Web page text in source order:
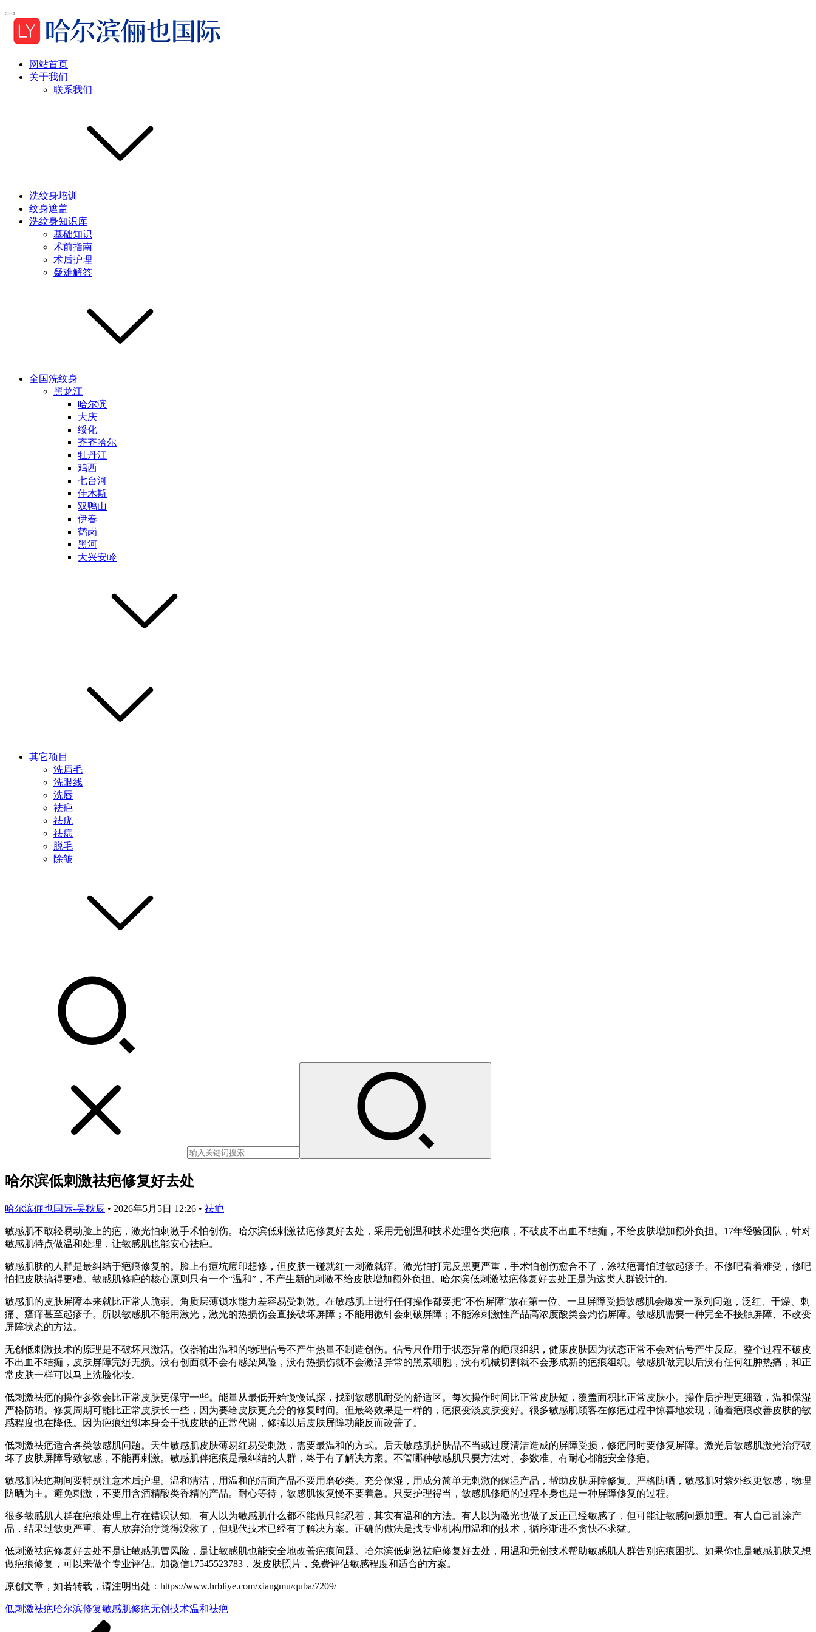
网站首页
关于我们
联系我们
洗纹身培训
纹身遮盖
洗纹身知识库
基础知识
术前指南
术后护理
疑难解答
全国洗纹身
黑龙江
哈尔滨
大庆
绥化
齐齐哈尔
牡丹江
鸡西
七台河
佳木斯
双鸭山
伊春
鹤岗
黑河
大兴安岭
其它项目
洗眉毛
洗眼线
洗唇
祛疤
祛疣
祛痣
脱毛
除皱
哈尔滨低刺激祛疤修复好去处
哈尔滨俪也国际-吴秋辰 • 2026年5月5日 12:26 • 祛疤
敏感肌不敢轻易动脸上的疤，激光怕刺激手术怕创伤。哈尔滨低刺激祛疤修复好去处，采用无创温和技术处理各类疤痕，不破皮不出血不结痂，不给皮肤增加额外负担。17年经验团队，针对
敏感肌特点做温和处理，让敏感肌也能安心祛疤。
敏感肌肤的人群是最纠结于疤痕修复的。脸上有痘坑痘印想修，但皮肤一碰就红一刺激就痒。激光怕打完反黑更严重，手术怕创伤愈合不了，涂祛疤膏怕过敏起疹子。不修吧看着难受，修吧
怕把皮肤搞得更糟。敏感肌修疤的核心原则只有一个“温和”，不产生新的刺激不给皮肤增加额外负担。哈尔滨低刺激祛疤修复好去处正是为这类人群设计的。
敏感肌的皮肤屏障本来就比正常人脆弱。角质层薄锁水能力差容易受刺激。在敏感肌上进行任何操作都要把“不伤屏障”放在第一位。一旦屏障受损敏感肌会爆发一系列问题，泛红、干燥、刺
痛、瘙痒甚至起疹子。所以敏感肌不能用激光，激光的热损伤会直接破坏屏障；不能用微针会刺破屏障；不能涂刺激性产品高浓度酸类会灼伤屏障。敏感肌需要一种完全不接触屏障、不改变
屏障状态的方法。
无创低刺激技术的原理是不破坏只激活。仪器输出温和的物理信号不产生热量不制造创伤。信号只作用于状态异常的疤痕组织，健康皮肤因为状态正常不会对信号产生反应。整个过程不破皮
不出血不结痂，皮肤屏障完好无损。没有创面就不会有感染风险，没有热损伤就不会激活异常的黑素细胞，没有机械切割就不会形成新的疤痕组织。敏感肌做完以后没有任何红肿热痛，和正
常皮肤一样可以马上洗脸化妆。
低刺激祛疤的操作参数会比正常皮肤更保守一些。能量从最低开始慢慢试探，找到敏感肌耐受的舒适区。每次操作时间比正常皮肤短，覆盖面积比正常皮肤小。操作后护理更细致，温和保湿
严格防晒。修复周期可能比正常皮肤长一些，因为要给皮肤更充分的修复时间。但最终效果是一样的，疤痕变淡皮肤变好。很多敏感肌顾客在修疤过程中惊喜地发现，随着疤痕改善皮肤的敏
感程度也在降低。因为疤痕组织本身会干扰皮肤的正常代谢，修掉以后皮肤屏障功能反而改善了。
低刺激祛疤适合各类敏感肌问题。天生敏感肌皮肤薄易红易受刺激，需要最温和的方式。后天敏感肌护肤品不当或过度清洁造成的屏障受损，修疤同时要修复屏障。激光后敏感肌激光治疗破
坏了皮肤屏障导致敏感，不能再刺激。敏感肌伴疤痕是最纠结的人群，终于有了解决方案。不管哪种敏感肌只要方法对、参数准、有耐心都能安全修疤。
敏感肌祛疤期间要特别注意术后护理。温和清洁，用温和的洁面产品不要用磨砂类。充分保湿，用成分简单无刺激的保湿产品，帮助皮肤屏障修复。严格防晒，敏感肌对紫外线更敏感，物理
防晒为主。避免刺激，不要用含酒精酸类香精的产品。耐心等待，敏感肌恢复慢不要着急。只要护理得当，敏感肌修疤的过程本身也是一种屏障修复的过程。
很多敏感肌人群在疤痕处理上存在错误认知。有人以为敏感肌什么都不能做只能忍着，其实有温和的方法。有人以为激光也做了反正已经敏感了，但可能让敏感问题加重。有人自己乱涂产
品，结果过敏更严重。有人放弃治疗觉得没救了，但现代技术已经有了解决方案。正确的做法是找专业机构用温和的技术，循序渐进不贪快不求猛。
低刺激祛疤修复好去处不是让敏感肌冒风险，是让敏感肌也能安全地改善疤痕问题。哈尔滨低刺激祛疤修复好去处，用温和无创技术帮助敏感肌人群告别疤痕困扰。如果你也是敏感肌肤又想
做疤痕修复，可以来做个专业评估。加微信17545523783，发皮肤照片，免费评估敏感程度和适合的方案。
原创文章，如若转载，请注明出处：https://www.hrbliye.com/xiangmu/quba/7209/
低刺激祛疤哈尔滨修复敏感肌修疤无创技术温和祛疤